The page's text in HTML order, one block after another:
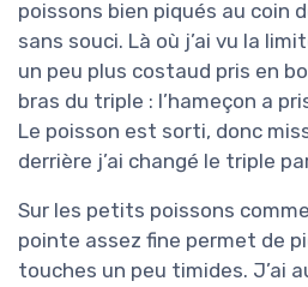
poissons bien piqués au coin
sans souci. Là où j’ai vu la
un peu plus costaud pris en
bras du triple : l’hameçon a
Le poisson est sorti, donc
derrière j’ai changé le triple
Sur les petits poissons
pointe assez fine permet de
touches un peu timides. J’ai